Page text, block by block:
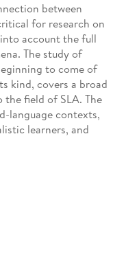
between
for research on
account the full
The study of
to come of
kind, covers a broad
field of SLA. The
language contexts,
learners, and
and Classroom
provides both an
of the L2 gesture